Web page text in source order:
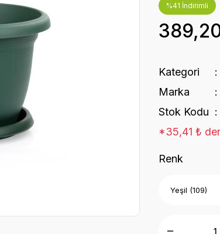
%41 İndirimli
Kategori
Marka
Stok Kodu
*35,41 ₺
Renk